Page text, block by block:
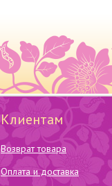
Клиентам
Возврат товара
Оплата и доставка